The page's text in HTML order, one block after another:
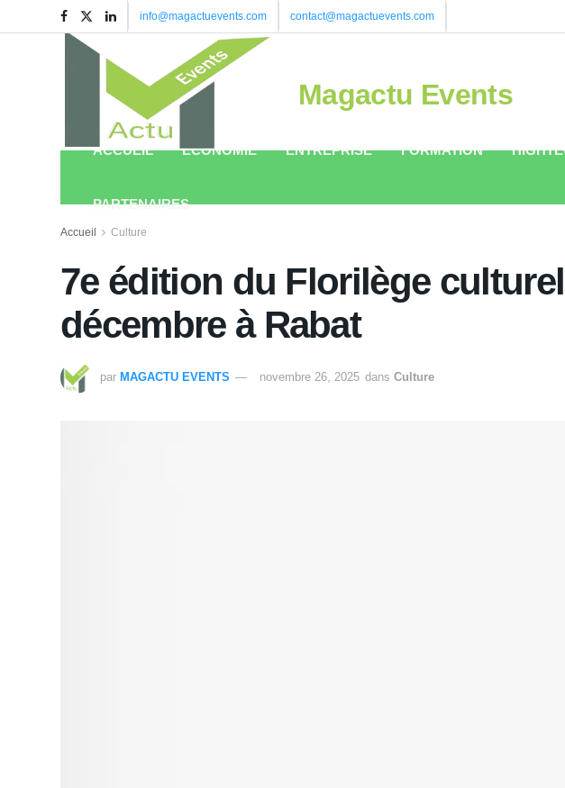
info@magactuevents.com contact@magactuevents.com
Magactu Events
ACCUEIL ÉCONOMIE ENTREPRISE FORMATION
PARTENAIRES
Accueil Culture
7e édition du Florilège
décembre à Rabat
par MAGACTU EVENTS novembre 26, 2025 dans Culture